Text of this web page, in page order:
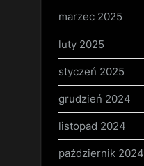
marzec 2025
luty 2025
styczeń 2025
grudzień 2024
listopad 2024
październik 2024